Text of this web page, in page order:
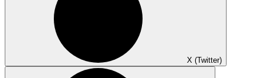
X (Twitter)